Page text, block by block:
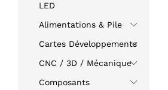
LED
Alimentations & Pile
Cartes Développements
CNC / 3D / Mécanique
Composants